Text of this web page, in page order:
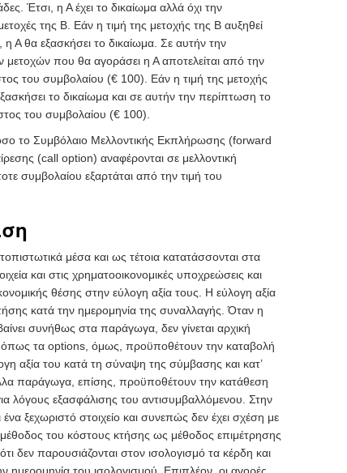
Έτσι, η Α έχει το δικαίωμα αλλά όχι την
της Β. Εάν η τιμή της μετοχής της Β αυξηθεί
Α θα εξασκήσει το δικαίωμα. Σε αυτήν την
που θα αγοράσει η Α αποτελείται από την
του συμβολαίου (€ 100). Εάν η τιμή της μετοχής
το δικαίωμα και σε αυτήν την περίπτωση το
του συμβολαίου (€ 100).
το Συμβόλαιο Μελλοντικής Εκπλήρωσης (forward
(call option) αναφέρονται σε μελλοντική
συμβολαίου εξαρτάται από την τιμή του
μέσα και ως τέτοια κατατάσσονται στα
και στις χρηματοοικονομικές υποχρεώσεις και
θέσης στην εύλογη αξία τους. Η εύλογη αξία
κατά την ημερομηνία της συναλλαγής. Όταν η
συνήθως στα παράγωγα, δεν γίνεται αρχική
τα options, όμως, προϋποθέτουν την καταβολή
αξία του κατά τη σύναψη της σύμβασης και κατ’
παράγωγα, επίσης, προϋποθέτουν την κατάθεση
λόγους εξασφάλισης του αντισυμβαλλόμενου. Στην
ξεχωριστό στοιχείο και συνεπώς δεν έχει σχέση με
του κόστους κτήσης ως μέθοδος επιμέτρησης
δεν παρουσιάζονται στον ισολογισμό τα κέρδη και